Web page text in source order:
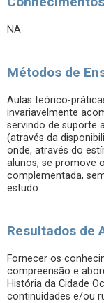
NA
Métodos de
Aulas teórico-
invariavelmente
servindo de suporte
(através da
onde, através do
alunos, se promove
complementada,
estudo.
Resultados de
Fornecer os
compreensão e
História da Cidade
continuidades e/ou